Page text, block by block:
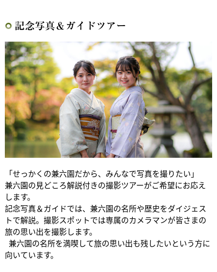
記念写真＆ガイドツアー
「せっかくの兼六園だから、みんなで写真を撮りたい」
兼六園の見どころ解説付きの撮影ツアーがご希望にお応え
します。
記念写真＆ガイドでは、兼六園の名所や歴史をダイジェス
トで解説。撮影スポットでは専属のカメラマンが皆さまの
旅の思い出を撮影します。
兼六園の名所を満喫して旅の思い出も残したいという方に
向いています。